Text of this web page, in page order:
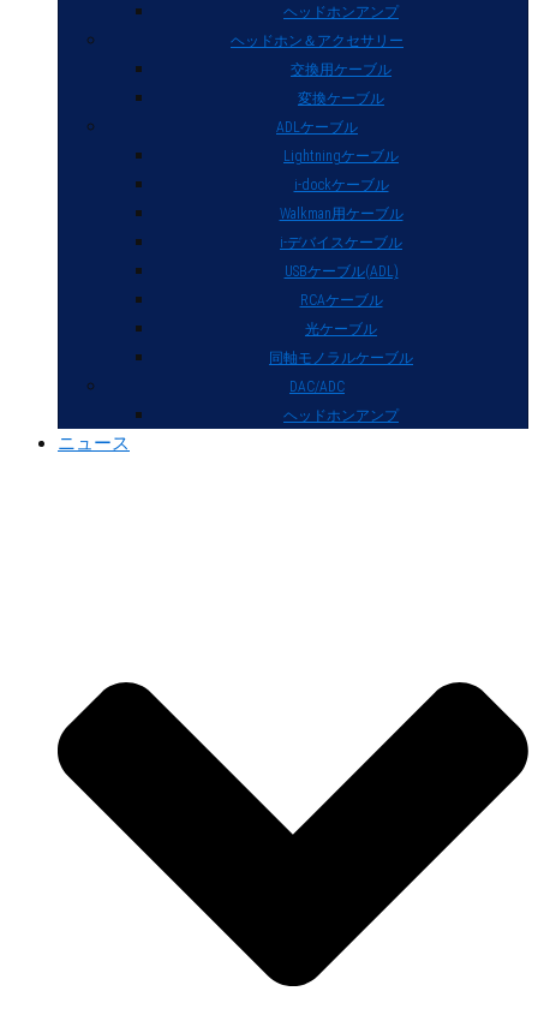
ヘッドホンアンプ
ヘッドホン＆アクセサリー
交換用ケーブル
変換ケーブル
ADLケーブル
Lightningケーブル
i-dockケーブル
Walkman用ケーブル
i-デバイスケーブル
USBケーブル(ADL)
RCAケーブル
光ケーブル
同軸モノラルケーブル
DAC/ADC
ヘッドホンアンプ
ニュース